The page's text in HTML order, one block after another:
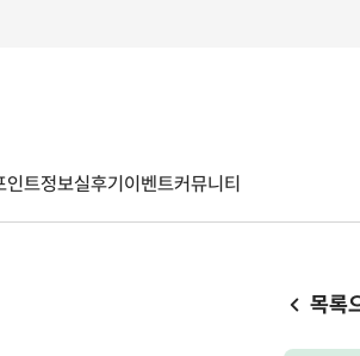
인트정보실후기이벤트커뮤니티
목록